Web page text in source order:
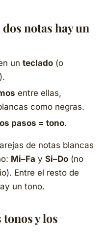
notas hay un
un teclado(o
entre ellas,
como negras.
pasos = tono.
de notas blancas
Mi–Fa y Si–Do (no
Entre el resto de
un tono.
y los